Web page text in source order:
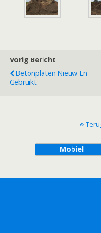
Vorig Bericht
Betonplaten Nieuw En
Gebruikt
Mobiel